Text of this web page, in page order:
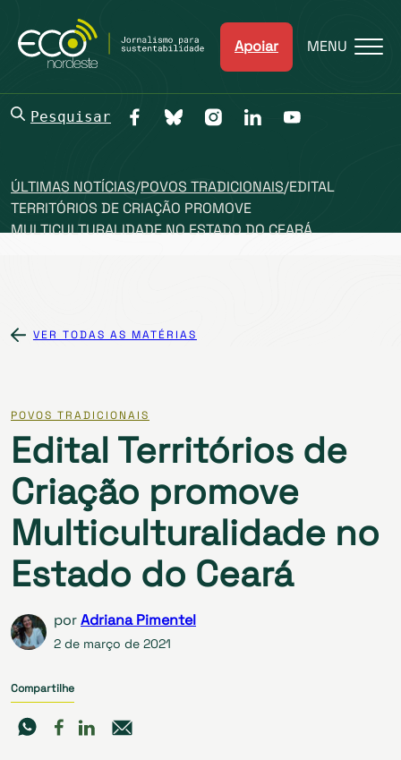
Apoiar MENU
Pesquisar
ÚLTIMAS NOTÍCIAS/POVOS TRADICIONAIS/EDITAL
TERRITÓRIOS DE CRIAÇÃO PROMOVE
MULTICULTURALIDADE NO ESTADO DO CEARÁ
VER TODAS AS MATÉRIAS
POVOS TRADICIONAIS
Edital Territórios de
Criação promove
Multiculturalidade no
Estado do Ceará
porAdriana Pimentel
2 de março de 2021
Compartilhe